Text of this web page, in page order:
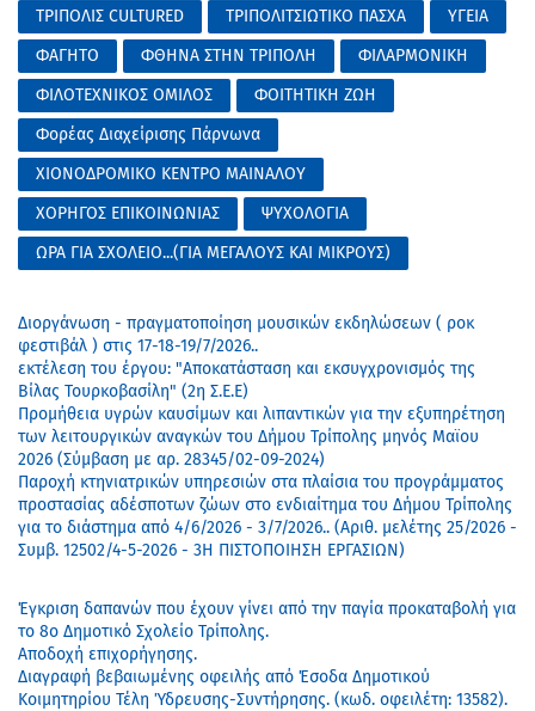
ΤΡΙΠΟΛΙΣ CULTURED
ΤΡΙΠΟΛΙΤΣΙΩΤΙΚΟ ΠΑΣΧΑ
ΥΓΕΙΑ
ΦΑΓΗΤΟ
ΦΘΗΝΑ ΣΤΗΝ ΤΡΙΠΟΛΗ
ΦΙΛΑΡΜΟΝΙΚΗ
ΦΙΛΟΤΕΧΝΙΚΟΣ ΟΜΙΛΟΣ
ΦΟΙΤΗΤΙΚΗ ΖΩΗ
Φορέας Διαχείρισης Πάρνωνα
ΧΙΟΝΟΔΡΟΜΙΚΟ ΚΕΝΤΡΟ ΜΑΙΝΑΛΟΥ
ΧΟΡΗΓΟΣ ΕΠΙΚΟΙΝΩΝΙΑΣ
ΨΥΧΟΛΟΓΙΑ
ΩΡΑ ΓΙΑ ΣΧΟΛΕΙΟ...(ΓΙΑ ΜΕΓΑΛΟΥΣ ΚΑΙ ΜΙΚΡΟΥΣ)
Διοργάνωση - πραγματοποίηση μουσικών εκδηλώσεων ( ροκ
φεστιβάλ ) στις 17-18-19/7/2026..
εκτέλεση του έργου: "Αποκατάσταση και εκσυγχρονισμός της
Βίλας Τουρκοβασίλη" (2η Σ.Ε.Ε)
Προμήθεια υγρών καυσίμων και λιπαντικών για την εξυπηρέτηση
των λειτουργικών αναγκών του Δήμου Τρίπολης μηνός Μαϊου
2026 (Σύμβαση με αρ. 28345/02-09-2024)
Παροχή κτηνιατρικών υπηρεσιών στα πλαίσια του προγράμματος
προστασίας αδέσποτων ζώων στο ενδιαίτημα του Δήμου Τρίπολης
για το διάστημα από 4/6/2026 - 3/7/2026.. (Αριθ. μελέτης 25/2026 -
Συμβ. 12502/4-5-2026 - 3Η ΠΙΣΤΟΠΟΙΗΣΗ ΕΡΓΑΣΙΩΝ)
Έγκριση δαπανών που έχουν γίνει από την παγία προκαταβολή για
το 8ο Δημοτικό Σχολείο Τρίπολης.
Αποδοχή επιχορήγησης.
Διαγραφή βεβαιωμένης οφειλής από Έσοδα Δημοτικού
Κοιμητηρίου Τέλη Ύδρευσης-Συντήρησης. (κωδ. οφειλέτη: 13582).